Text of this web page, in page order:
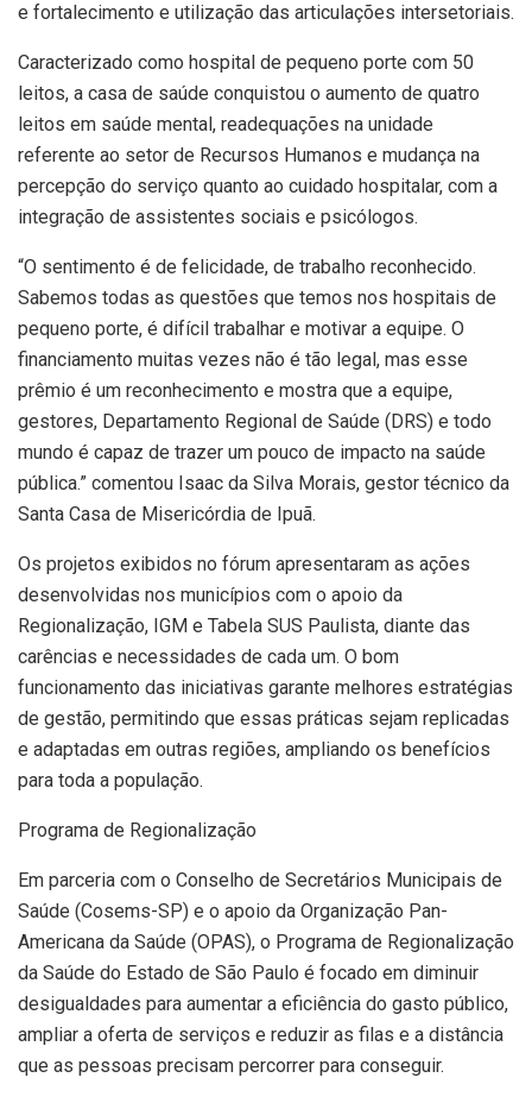
e fortalecimento e utilização das articulações intersetoriais.
Caracterizado como hospital de pequeno porte com 50
leitos, a casa de saúde conquistou o aumento de quatro
leitos em saúde mental, readequações na unidade
referente ao setor de Recursos Humanos e mudança na
percepção do serviço quanto ao cuidado hospitalar, com a
integração de assistentes sociais e psicólogos.
“O sentimento é de felicidade, de trabalho reconhecido.
Sabemos todas as questões que temos nos hospitais de
pequeno porte, é difícil trabalhar e motivar a equipe. O
financiamento muitas vezes não é tão legal, mas esse
prêmio é um reconhecimento e mostra que a equipe,
gestores, Departamento Regional de Saúde (DRS) e todo
mundo é capaz de trazer um pouco de impacto na saúde
pública.” comentou Isaac da Silva Morais, gestor técnico da
Santa Casa de Misericórdia de Ipuã.
Os projetos exibidos no fórum apresentaram as ações
desenvolvidas nos municípios com o apoio da
Regionalização, IGM e Tabela SUS Paulista, diante das
carências e necessidades de cada um. O bom
funcionamento das iniciativas garante melhores estratégias
de gestão, permitindo que essas práticas sejam replicadas
e adaptadas em outras regiões, ampliando os benefícios
para toda a população.
Programa de Regionalização
Em parceria com o Conselho de Secretários Municipais de
Saúde (Cosems-SP) e o apoio da Organização Pan-
Americana da Saúde (OPAS), o Programa de Regionalização
da Saúde do Estado de São Paulo é focado em diminuir
desigualdades para aumentar a eficiência do gasto público,
ampliar a oferta de serviços e reduzir as filas e a distância
que as pessoas precisam percorrer para conseguir.